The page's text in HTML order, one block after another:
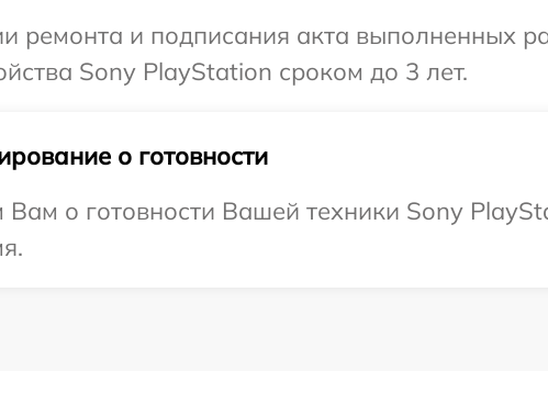
ремонта и подписания акта выполненных
Sony PlayStation сроком до 3 лет.
о готовности
о готовности Вашей техники Sony